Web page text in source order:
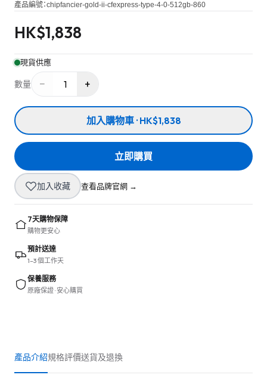
產品編號：chipfancier-gold-ii-cfexpress-type-4-0-512gb-860
HK$1,838
現貨供應
數量 − 1 +
加入購物車 · HK$1,838
立即購買
加入收藏 查看品牌官網 →
7天購物保障
購物更安心
預計送達
1–3 個工作天
保養服務
原廠保證 · 安心購買
產品介紹規格評價送貨及退換